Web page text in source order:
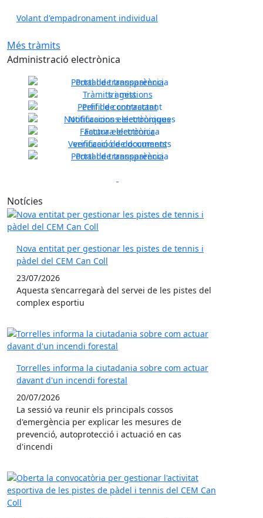
Volant d'empadronament individual
Més tràmits
Administració electrònica
Portal de transparència
Tràmits i gestions
Perfil de contractant
Notificacions electròniques
Factura electrònica
Verificació de documents
Previous
Portal de transparència
Notícies
Nova entitat per gestionar les pistes de tennis i
pàdel del CEM Can Coll
23/07/2026
Aquesta s’encarregarà del servei de les pistes del
complex esportiu
Torrelles informa la ciutadania sobre com actuar
davant d'un incendi forestal
20/07/2026
La sessió va reunir els principals cossos
d'emergència per explicar les mesures de
prevenció, autoprotecció i actuació en cas
d'incendi